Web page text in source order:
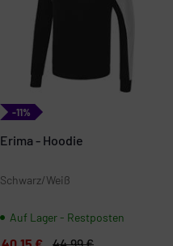
-11%
Erima - Hoodie
Schwarz/Weiß
Auf Lager - Restposten
40,15 € 44,99 €